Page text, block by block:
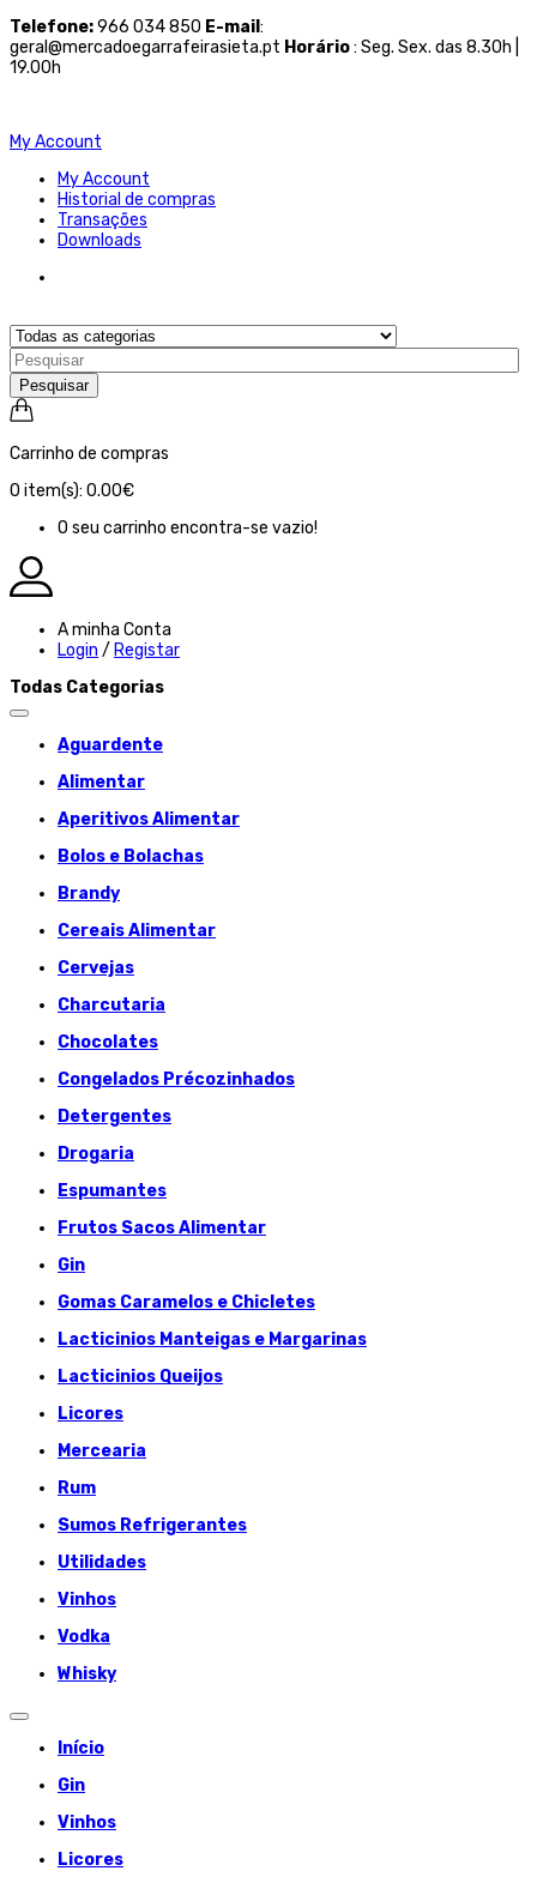
Telefone:966 034 850 E-mail :
geral@mercadoegarrafeirasieta.pt Horário: Seg. Sex. das 8.30h |
19.00h
My Account
My Account
Historial de compras
Transações
Downloads
Pesquisar
Carrinho de compras
0 item(s): 0.00€
O seu carrinho encontra-se vazio!
A minha Conta
Login / Registar
Todas Categorias
Aguardente
Alimentar
Aperitivos Alimentar
Bolos e Bolachas
Brandy
Cereais Alimentar
Cervejas
Charcutaria
Chocolates
Congelados Précozinhados
Detergentes
Drogaria
Espumantes
Frutos Sacos Alimentar
Gin
Gomas Caramelos e Chicletes
Lacticinios Manteigas e Margarinas
Lacticinios Queijos
Licores
Mercearia
Rum
Sumos Refrigerantes
Utilidades
Vinhos
Vodka
Whisky
Início
Gin
Vinhos
Licores